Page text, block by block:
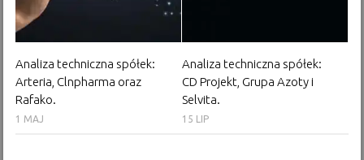
Analiza techniczna spółek:
Arteria, Clnpharma oraz
Rafako.
1 MAJ
Analiza techniczna spółek:
CD Projekt, Grupa Azoty i
Selvita.
15 LIP